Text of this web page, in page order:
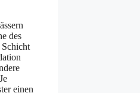
des
Schicht
einen